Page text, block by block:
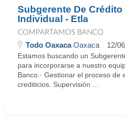
Subgerente De Crédito
Individual - Etla
COMPARTAMOS BANCO
Todo OaxacaOaxaca 12/
Estamos buscando un
para incorporarse a nuestro
Banco.· Gestionar el proceso de
crediticios. Supervisión ...